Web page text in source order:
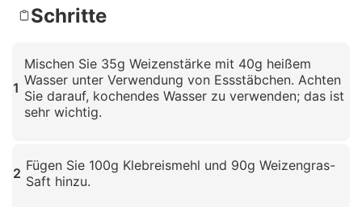
Schritte
1
Mischen Sie 35g Weizenstärke mit 40g heißem
Wasser unter Verwendung von Essstäbchen. Achten
Sie darauf, kochendes Wasser zu verwenden; das ist
sehr wichtig.
2 Fügen Sie 100g Klebreismehl und 90g Weizengras-
Saft hinzu.